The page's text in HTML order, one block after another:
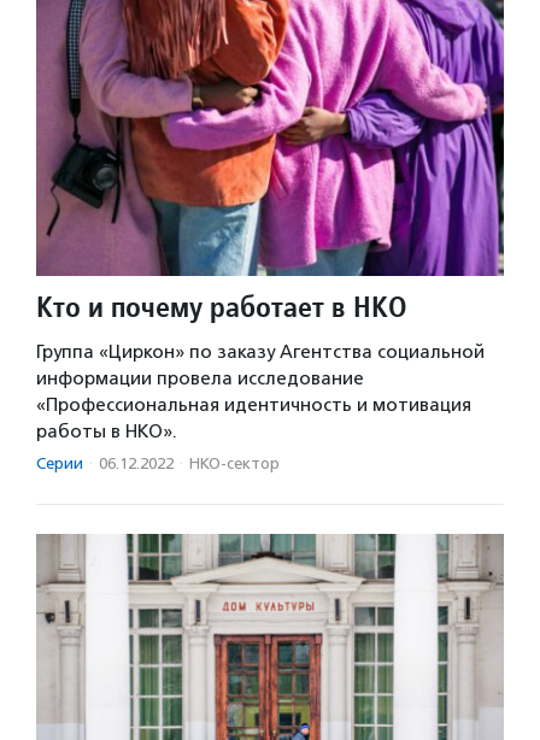
Кто и почему работает в НКО
Группа «Циркон» по заказу Агентства социальной
информации провела исследование
«Профессиональная идентичность и мотивация
работы в НКО».
Серии · 06.12.2022 · НКО-сектор